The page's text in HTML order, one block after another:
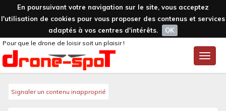
En poursuivant votre navigation sur le site, vous acceptez
l'utilisation de cookies pour vous proposer des contenus et services
adaptés à vos centres d'intérêts.
OK
Toggle
Pour que le drone de loisir soit un plaisir !
Signaler un contenu inapproprié